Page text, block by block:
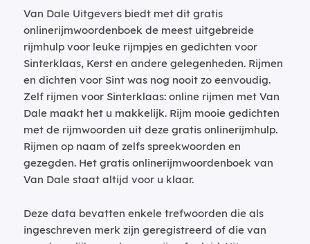
Van Dale Uitgevers biedt met dit gratis
onlinerijmwoordenboek de meest uitgebreide
rijmhulp voor leuke rijmpjes en gedichten voor
Sinterklaas, Kerst en andere gelegenheden. Rijmen
en dichten voor Sint was nog nooit zo eenvoudig.
Zelf rijmen voor Sinterklaas: online rijmen met Van
Dale maakt het u makkelijk. Rijm mooie gedichten
met de rijmwoorden uit deze gratis onlinerijmhulp.
Rijmen op naam of zelfs spreekwoorden en
gezegden. Het gratis onlinerijmwoordenboek van
Van Dale staat altijd voor u klaar.
Deze data bevatten enkele trefwoorden die als
ingeschreven merk zijn geregistreerd of die van